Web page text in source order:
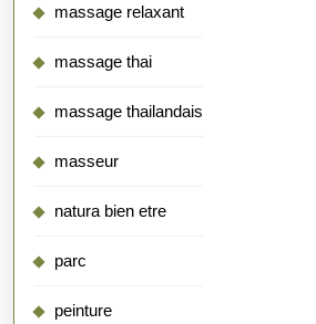
massage relaxant
massage thai
massage thailandais
masseur
natura bien etre
parc
peinture